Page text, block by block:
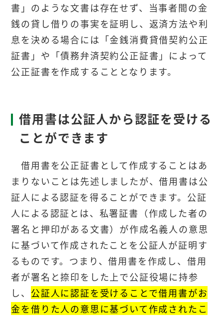
書」のような文書は存在せず、当事者間の金
銭の貸し借りの事実を証明し、返済方法や利
息を決める場合には「金銭消費貸借契約公正
証書」や「債務弁済契約公正証書」によって
公正証書を作成することとなります。
借用書は公証人から認証を受ける
ことができます
借用書を公正証書として作成することはあ
まりないことは先述しましたが、借用書は公
証人による認証を得ることができます。公証
人による認証とは、私署証書（作成した者の
署名と押印がある文書）が作成名義人の意思
に基づいて作成されたことを公証人が証明す
るものです。つまり、借用書を作成し、借用
者が署名と捺印をした上で公証役場に持参
し、 公証人に認証を受けることで借用書がお
金を借りた人の意思に基づいて作成されたこ